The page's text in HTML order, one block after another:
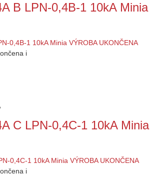
B LPN-0,4B-1 10kA
i
C LPN-0,4C-1 10kA
i